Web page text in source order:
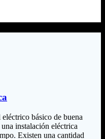
básico de buena
instalación eléctrica
Existen una cantidad